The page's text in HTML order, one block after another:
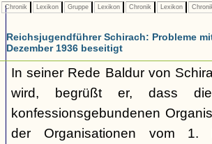
Chronik Lexikon Gruppe Lexikon Chronik Lexikon
Reichsjugendführer Schirach: Probleme
Dezember 1936 beseitigt
In seiner Rede Baldur von
wird, begrüßt er, dass die
konfessionsgebundenen
der Organisationen vom 1.